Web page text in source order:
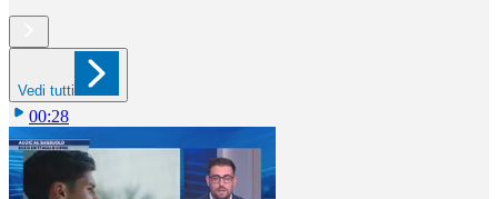
Vedi tutti
00:28